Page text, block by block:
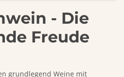
- Die
Freude
grundlegend Weine mit